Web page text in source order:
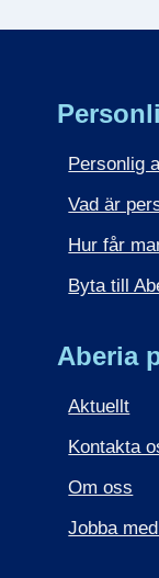
Personlig
Vad är
Hur får
Byta till
Aberia
Aktuellt
Kontakta
Om oss
Jobba